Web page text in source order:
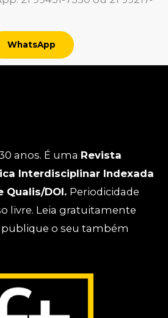
WhatsApp
anos. É uma Revista
Interdisciplinar Indexada
Qualis/DOI. Periodicidade
livre. Leia gratuitamente
o seu também